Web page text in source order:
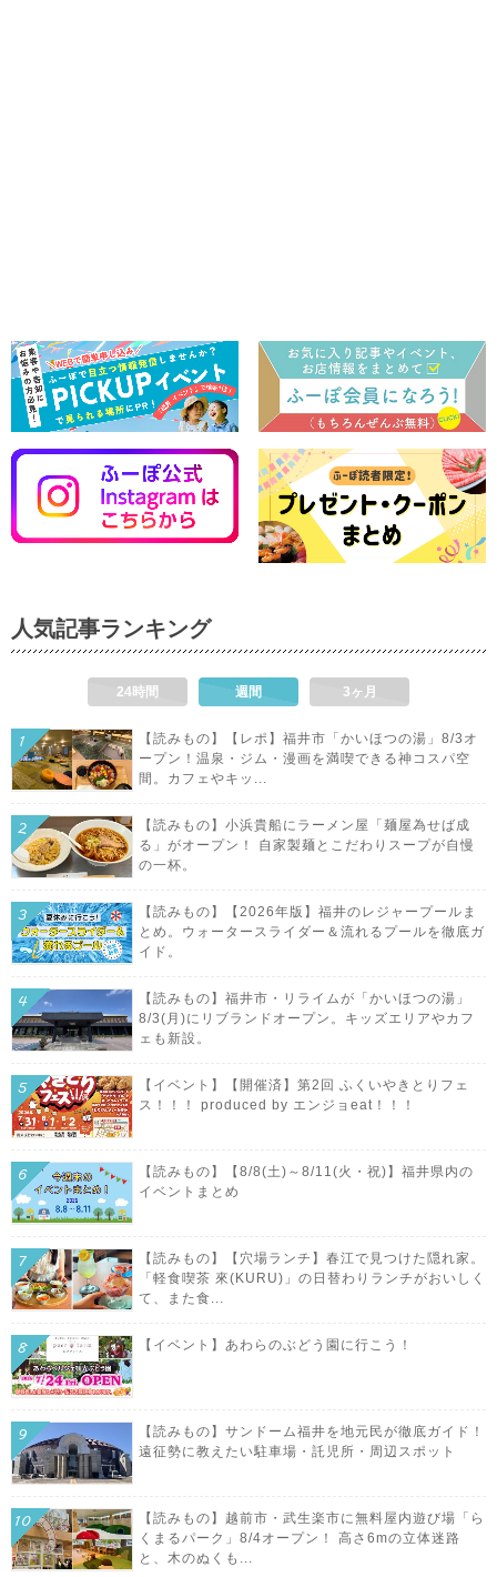
人気記事ランキング
24時間 週間 3ヶ月
【読みもの】【レポ】福井市「かいほつの湯」8/3オ
ープン！温泉・ジム・漫画を満喫できる神コスパ空
間。カフェやキッ...
【読みもの】小浜貴船にラーメン屋「麺屋為せば成
る」がオープン！ 自家製麺とこだわりスープが自慢
の一杯。
【読みもの】【2026年版】福井のレジャープールま
とめ。ウォータースライダー＆流れるプールを徹底ガ
イド。
【読みもの】福井市・リライムが「かいほつの湯」
8/3(月)にリブランドオープン。キッズエリアやカフ
ェも新設。
【イベント】【開催済】第2回 ふくいやきとりフェ
ス！！！ produced by エンジョeat！！！
【読みもの】【8/8(土)～8/11(火・祝)】福井県内の
イベントまとめ
【読みもの】【穴場ランチ】春江で見つけた隠れ家。
「軽食喫茶 來(KURU)」の日替わりランチがおいしく
て、また食...
【イベント】あわらのぶどう園に行こう！
【読みもの】サンドーム福井を地元民が徹底ガイド！
遠征勢に教えたい駐車場・託児所・周辺スポット
【読みもの】越前市・武生楽市に無料屋内遊び場「ら
くまるパーク」8/4オープン！ 高さ6mの立体迷路
と、木のぬくも...